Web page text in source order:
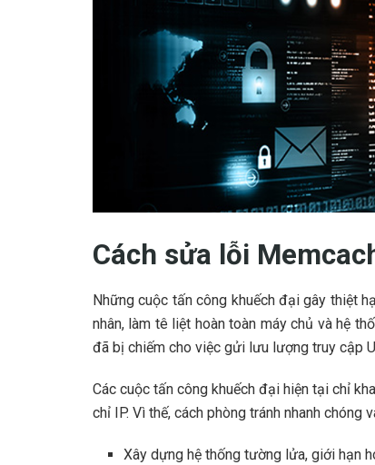
Cách sửa lỗi
Những cuộc tấn công khuếch đại gây thiệt
nhân, làm tê liệt hoàn toàn máy chủ và hệ
đã bị chiếm cho việc gửi lưu lượng truy cập
Các cuộc tấn công khuếch đại hiện tại chỉ
chỉ IP. Vì thế, cách phòng tránh nhanh chóng
Xây dựng hệ thống tường lửa, giới hạn